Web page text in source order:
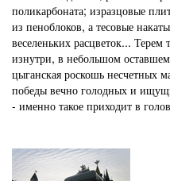
поликарбоната; изразцовые
из пеноблоков, а тесовые
веселеньких расцветок... Терем
изнутри, в небольшом
цыганская роскошь несчетных
победы вечно голодных и
- именно такое приходит в